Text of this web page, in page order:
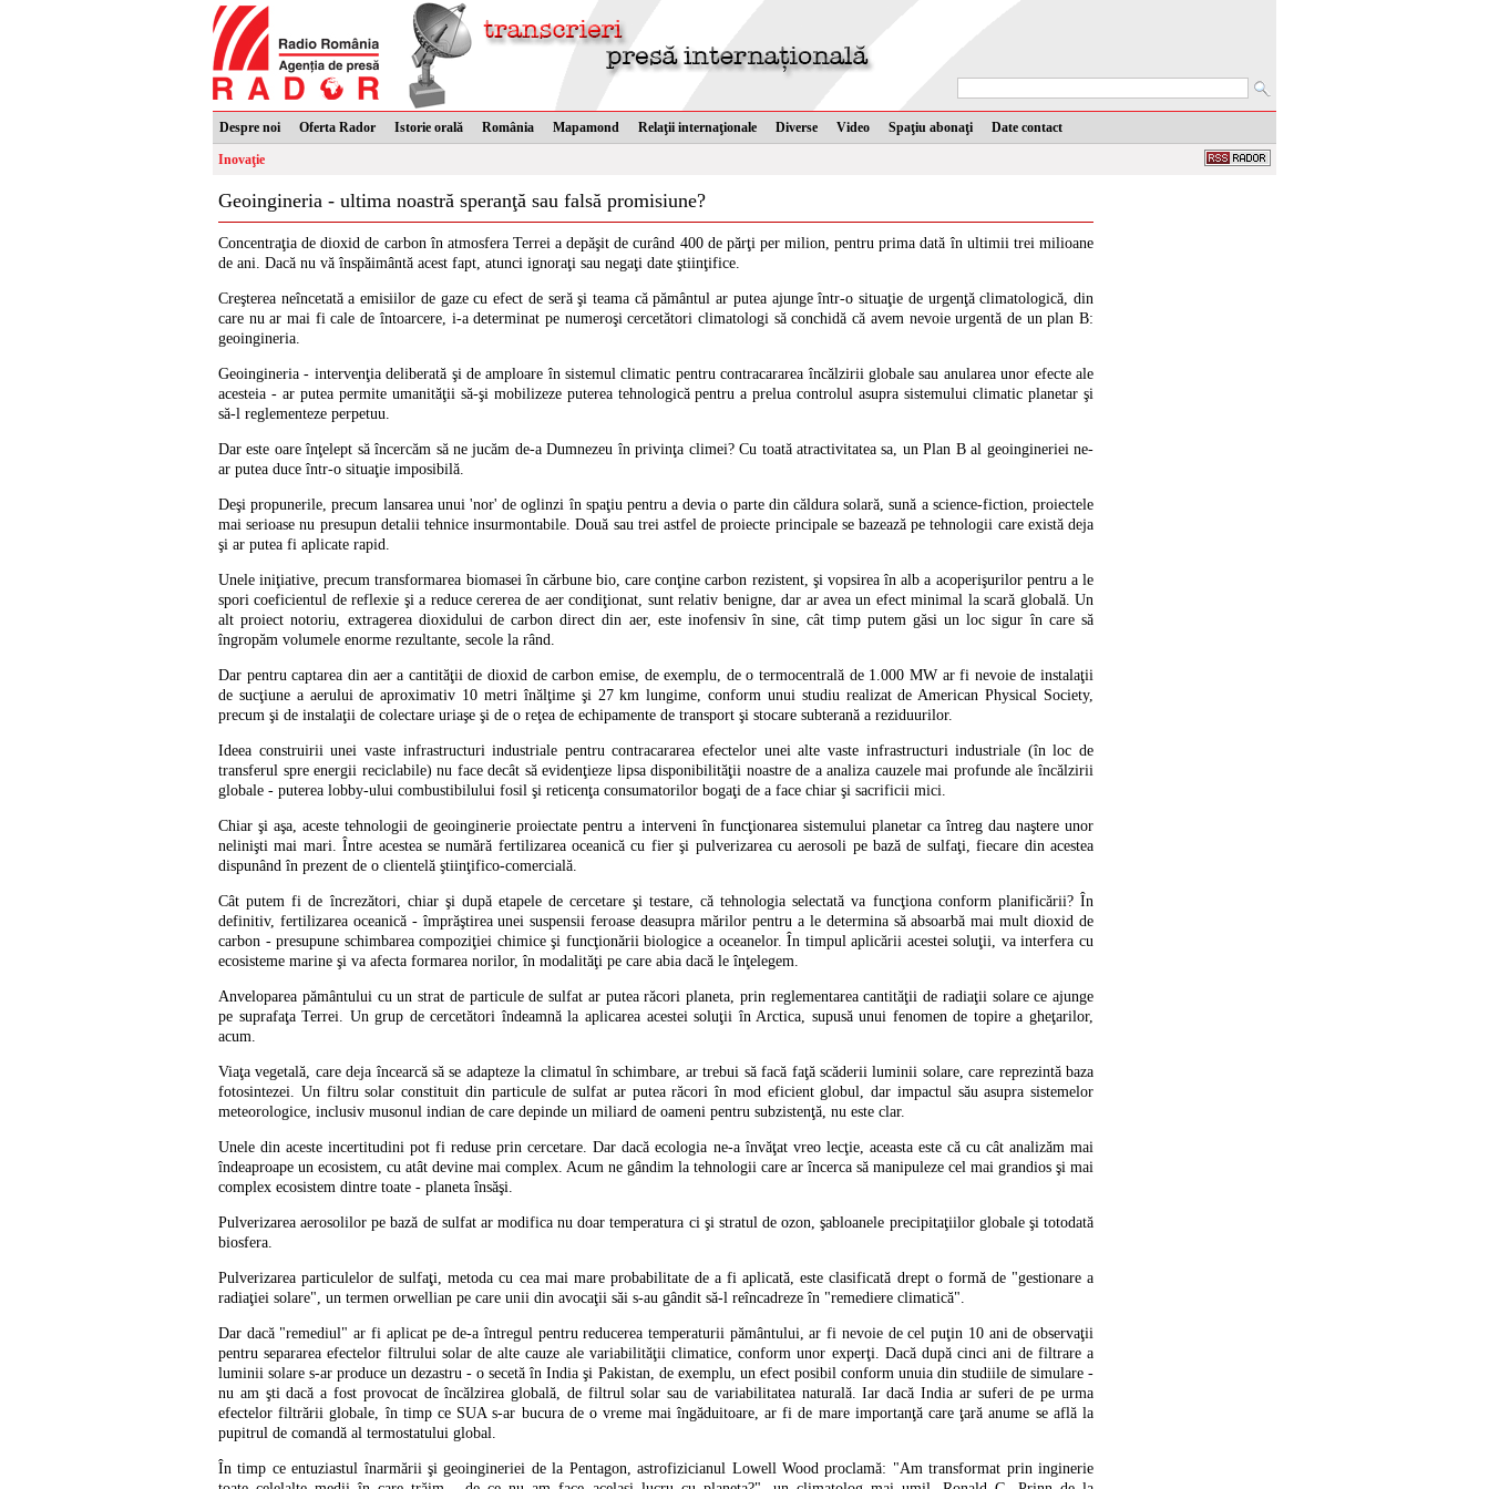
Despre noi Oferta Rador Istorie orală România Mapamond Relaţii internaţionale Diverse Video Spaţiu abonaţi Date contact
Inovaţie
Geoingineria - ultima noastră speranţă sau falsă promisiune?
Concentraţia de dioxid de carbon în atmosfera Terrei a depăşit de curând 400 de părţi per milion, pentru prima dată în ultimii trei milioane
de ani. Dacă nu vă înspăimântă acest fapt, atunci ignoraţi sau negaţi date ştiinţifice.
Creşterea neîncetată a emisiilor de gaze cu efect de seră şi teama că pământul ar putea ajunge într-o situaţie de urgenţă climatologică, din
care nu ar mai fi cale de întoarcere, i-a determinat pe numeroşi cercetători climatologi să conchidă că avem nevoie urgentă de un plan B:
geoingineria.
Geoingineria - intervenţia deliberată şi de amploare în sistemul climatic pentru contracararea încălzirii globale sau anularea unor efecte ale
acesteia - ar putea permite umanităţii să-şi mobilizeze puterea tehnologică pentru a prelua controlul asupra sistemului climatic planetar şi
să-l reglementeze perpetuu.
Dar este oare înţelept să încercăm să ne jucăm de-a Dumnezeu în privinţa climei? Cu toată atractivitatea sa, un Plan B al geoingineriei ne-
ar putea duce într-o situaţie imposibilă.
Deşi propunerile, precum lansarea unui 'nor' de oglinzi în spaţiu pentru a devia o parte din căldura solară, sună a science-fiction, proiectele
mai serioase nu presupun detalii tehnice insurmontabile. Două sau trei astfel de proiecte principale se bazează pe tehnologii care există deja
şi ar putea fi aplicate rapid.
Unele iniţiative, precum transformarea biomasei în cărbune bio, care conţine carbon rezistent, şi vopsirea în alb a acoperişurilor pentru a le
spori coeficientul de reflexie şi a reduce cererea de aer condiţionat, sunt relativ benigne, dar ar avea un efect minimal la scară globală. Un
alt proiect notoriu, extragerea dioxidului de carbon direct din aer, este inofensiv în sine, cât timp putem găsi un loc sigur în care să
îngropăm volumele enorme rezultante, secole la rând.
Dar pentru captarea din aer a cantităţii de dioxid de carbon emise, de exemplu, de o termocentrală de 1.000 MW ar fi nevoie de instalaţii
de sucţiune a aerului de aproximativ 10 metri înălţime şi 27 km lungime, conform unui studiu realizat de American Physical Society,
precum şi de instalaţii de colectare uriaşe şi de o reţea de echipamente de transport şi stocare subterană a reziduurilor.
Ideea construirii unei vaste infrastructuri industriale pentru contracararea efectelor unei alte vaste infrastructuri industriale (în loc de
transferul spre energii reciclabile) nu face decât să evidenţieze lipsa disponibilităţii noastre de a analiza cauzele mai profunde ale încălzirii
globale - puterea lobby-ului combustibilului fosil şi reticenţa consumatorilor bogaţi de a face chiar şi sacrificii mici.
Chiar şi aşa, aceste tehnologii de geoinginerie proiectate pentru a interveni în funcţionarea sistemului planetar ca întreg dau naştere unor
nelinişti mai mari. Între acestea se numără fertilizarea oceanică cu fier şi pulverizarea cu aerosoli pe bază de sulfaţi, fiecare din acestea
dispunând în prezent de o clientelă ştiinţifico-comercială.
Cât putem fi de încrezători, chiar şi după etapele de cercetare şi testare, că tehnologia selectată va funcţiona conform planificării? În
definitiv, fertilizarea oceanică - împrăştirea unei suspensii feroase deasupra mărilor pentru a le determina să absoarbă mai mult dioxid de
carbon - presupune schimbarea compoziţiei chimice şi funcţionării biologice a oceanelor. În timpul aplicării acestei soluţii, va interfera cu
ecosisteme marine şi va afecta formarea norilor, în modalităţi pe care abia dacă le înţelegem.
Anveloparea pământului cu un strat de particule de sulfat ar putea răcori planeta, prin reglementarea cantităţii de radiaţii solare ce ajunge
pe suprafaţa Terrei. Un grup de cercetători îndeamnă la aplicarea acestei soluţii în Arctica, supusă unui fenomen de topire a gheţarilor,
acum.
Viaţa vegetală, care deja încearcă să se adapteze la climatul în schimbare, ar trebui să facă faţă scăderii luminii solare, care reprezintă baza
fotosintezei. Un filtru solar constituit din particule de sulfat ar putea răcori în mod eficient globul, dar impactul său asupra sistemelor
meteorologice, inclusiv musonul indian de care depinde un miliard de oameni pentru subzistenţă, nu este clar.
Unele din aceste incertitudini pot fi reduse prin cercetare. Dar dacă ecologia ne-a învăţat vreo lecţie, aceasta este că cu cât analizăm mai
îndeaproape un ecosistem, cu atât devine mai complex. Acum ne gândim la tehnologii care ar încerca să manipuleze cel mai grandios şi mai
complex ecosistem dintre toate - planeta însăşi.
Pulverizarea aerosolilor pe bază de sulfat ar modifica nu doar temperatura ci şi stratul de ozon, şabloanele precipitaţiilor globale şi totodată
biosfera.
Pulverizarea particulelor de sulfaţi, metoda cu cea mai mare probabilitate de a fi aplicată, este clasificată drept o formă de "gestionare a
radiaţiei solare", un termen orwellian pe care unii din avocaţii săi s-au gândit să-l reîncadreze în "remediere climatică".
Dar dacă "remediul" ar fi aplicat pe de-a întregul pentru reducerea temperaturii pământului, ar fi nevoie de cel puţin 10 ani de observaţii
pentru separarea efectelor filtrului solar de alte cauze ale variabilităţii climatice, conform unor experţi. Dacă după cinci ani de filtrare a
luminii solare s-ar produce un dezastru - o secetă în India şi Pakistan, de exemplu, un efect posibil conform unuia din studiile de simulare -
nu am şti dacă a fost provocat de încălzirea globală, de filtrul solar sau de variabilitatea naturală. Iar dacă India ar suferi de pe urma
efectelor filtrării globale, în timp ce SUA s-ar bucura de o vreme mai îngăduitoare, ar fi de mare importanţă care ţară anume se află la
pupitrul de comandă al termostatului global.
În timp ce entuziastul înarmării şi geoingineriei de la Pentagon, astrofizicianul Lowell Wood proclamă: "Am transformat prin inginerie